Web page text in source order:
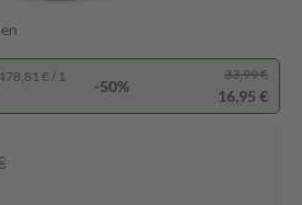
€ / 1
-50%
33,99 €
16,95 €